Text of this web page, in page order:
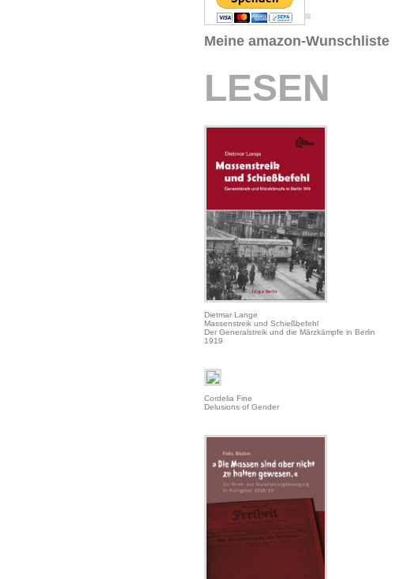
Meine amazon-Wunschliste
LESEN
Dietmar Lange
Massenstreik und Schießbefehl
Der Generalstreik und die Märzkämpfe in Berlin
1919
Cordelia Fine
Delusions of Gender